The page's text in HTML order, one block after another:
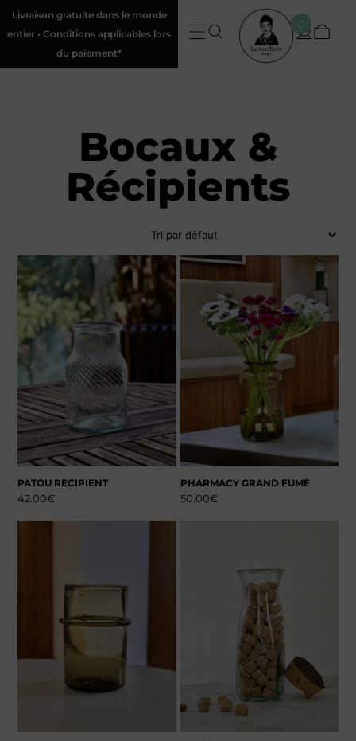
Livraison gratuite dans le monde
entier • Conditions applicables lors
du paiement*
0
Bocaux &
Récipients
PATOU RECIPIENT
42.00€
PHARMACY GRAND FUMÉ
50.00€